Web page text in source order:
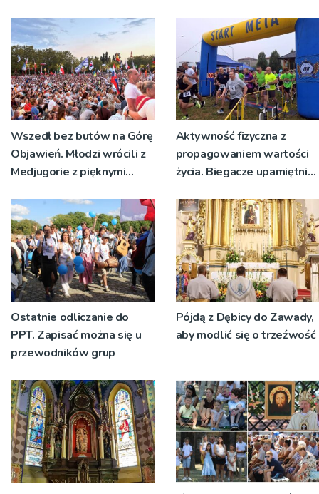
Wszedł bez butów na Górę
Objawień. Młodzi wrócili z
Medjugorie z pięknymi
Aktywność fizyczna z
propagowaniem wartości
życia. Biegacze upamiętnili
Ostatnie odliczanie do
PPT. Zapisać można się u
przewodników grup
Pójdą z Dębicy do Zawady,
aby modlić się o trzeźwość